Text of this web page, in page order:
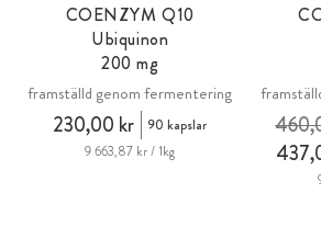
COENZYM Q10
Ubiquinon
200 mg
framställd genom fermentering
230,00 kr
90 kapslar
9 663,87 kr / 1kg